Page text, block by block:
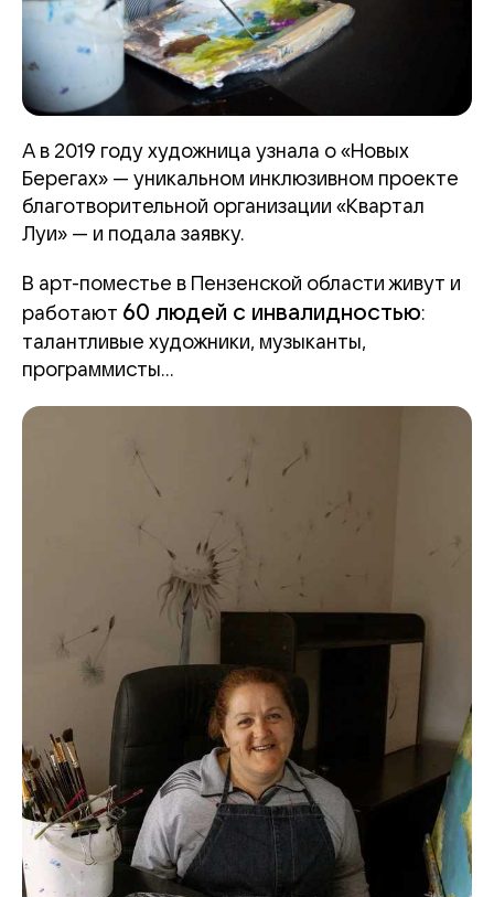
А в 2019 году художница узнала о «Новых
Берегах» — уникальном инклюзивном проекте
благотворительной организации «Квартал
Луи» — и подала заявку.
В арт-поместье в Пензенской области живут и
работают 60 людей с инвалидностью:
талантливые художники, музыканты,
программисты...